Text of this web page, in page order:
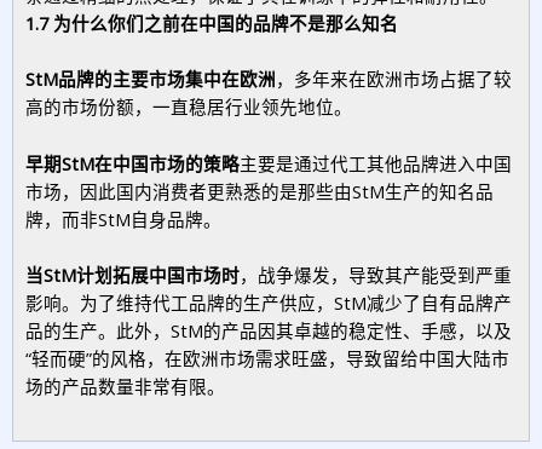
1.7 为什么你们之前在中国的品牌不是那么知名
StM品牌的主要市场集中在欧洲，多年来在欧洲市场占据了较
高的市场份额，一直稳居行业领先地位。
早期StM在中国市场的策略主要是通过代工其他品牌进入中国
市场，因此国内消费者更熟悉的是那些由StM生产的知名品
牌，而非StM自身品牌。
当StM计划拓展中国市场时，战争爆发，导致其产能受到严重
影响。为了维持代工品牌的生产供应，StM减少了自有品牌产
品的生产。此外，StM的产品因其卓越的稳定性、手感，以及
“轻而硬”的风格，在欧洲市场需求旺盛，导致留给中国大陆市
场的产品数量非常有限。